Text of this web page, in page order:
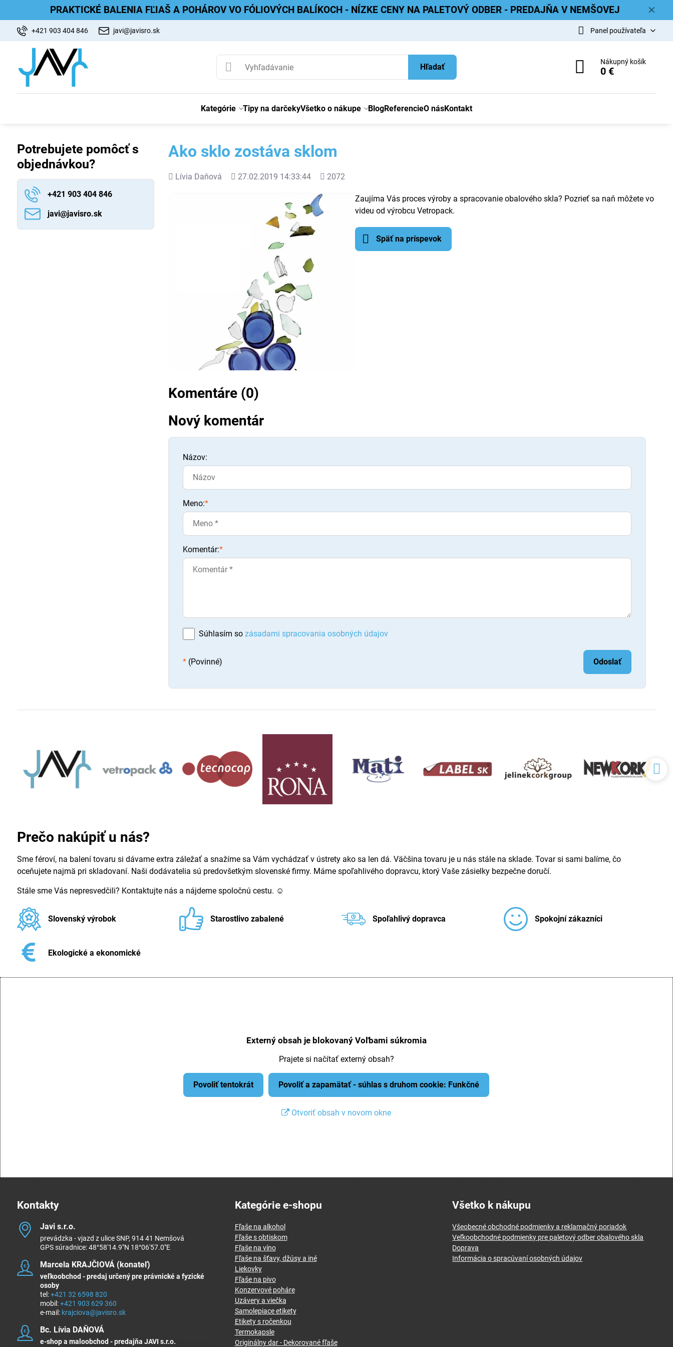
✕
PRAKTICKÉ BALENIA FĽIAŠ A POHÁROV VO FÓLIOVÝCH BALÍKOCH - NÍZKE CENY NA PALETOVÝ ODBER - PREDAJŇA V NEMŠOVEJ
+421 903 404 846 javi@javisro.sk Panel používateľa
Hľadať
Nákupný košík
0 €
Kategórie Tipy na darčekyVšetko o nákupe BlogReferencieO násKontakt
Ako sklo zostáva sklom
Pridal
Lívia Daňová Pridané
27.02.2019 14:33:44
Počet
2072
Zaujíma Vás proces výroby a spracovanie obalového skla? Pozrieť sa naň môžete vo
videu od výrobcu Vetropack.
Späť na príspevok
Komentáre (0)
Nový komentár
Názov:
Meno:*
Komentár:*
Súhlasím so zásadami spracovania osobných údajov
* (Povinné) Odoslať
Potrebujete pomôcť s
objednávkou?
+421 903 404 846
javi​@javisro​.sk
Prečo nakúpiť u nás?
Sme féroví, na balení tovaru si dávame extra záležať a snažíme sa Vám vychádzať v ústrety ako sa len dá. Väčšina tovaru je u nás stále na sklade. Tovar si sami balíme, čo
oceňujete najmä pri skladovaní. Naši dodávatelia sú predovšetkým slovenské firmy. Máme spoľahlivého dopravcu, ktorý Vaše zásielky bezpečne doručí.
Stále sme Vás nepresvedčili? Kontaktujte nás a nájdeme spoločnú cestu. ☺
Slovenský výrobok Starostlivo zabalené Spoľahlivý dopravca Spokojní zákazníci
Ekologické a ekonomické
Externý obsah je blokovaný Voľbami súkromia
Prajete si načítať externý obsah?
Povoliť tentokrát Povoliť a zapamätať - súhlas s druhom cookie: Funkčné
Otvoriť obsah v novom okne
Kontakty
Javi s​.r​.o​.
prevádzka - vjazd z ulice SNP, 914 41 Nemšová
GPS súradnice: 48°58'14.9"N 18°06'57.0"E
Marcela KRAJČIOVÁ (konateľ)
veľkoobchod - predaj určený pre právnické a fyzické
osoby
tel:+421 32 6598 820
mobil:+421 903 629 360
e-mail: krajciova@javisro.sk
Bc​. Lívia DAŇOVÁ
e-shop a maloobchod - predajňa JAVI s.r.o.
Kategórie e-shopu
Fľaše na alkohol
Fľaše s obtiskom
Fľaše na víno
Fľaše na šťavy, džúsy a iné
Liekovky
Fľaše na pivo
Konzervové poháre
Uzávery a viečka
Samolepiace etikety
Etikety s ročenkou
Termokapsle
Originálny dar - Dekorované fľaše
Všetko k nákupu
Všeobecné obchodné podmienky a reklamačný poriadok
Veľkoobchodné podmienky pre paletový odber obalového skla
Doprava
Informácia o spracúvaní osobných údajov